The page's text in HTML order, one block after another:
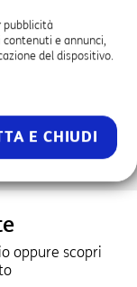
fine la creazione
nel territorio, che
la persona nelle
oppure scopri
pubblicità
e annunci,
del dispositivo.
E CHIUDI